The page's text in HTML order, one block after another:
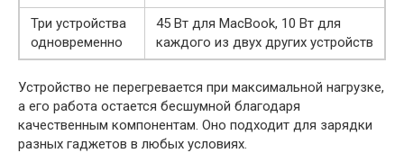
Три устройства
одновременно
45 Вт для MacBook, 10 Вт для
каждого из двух других устройств
Устройство не перегревается при максимальной нагрузке,
а его работа остается бесшумной благодаря
качественным компонентам. Оно подходит для зарядки
разных гаджетов в любых условиях.